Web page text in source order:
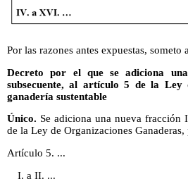
Por las razones antes expuestas,
Decreto por el que se adiciona
subsecuente, al artículo 5 de la Ley
ganadería sustentable
Único. Se adiciona una nueva fracción
de la Ley de Organizaciones
Artículo 5. ...
I. a II. ...